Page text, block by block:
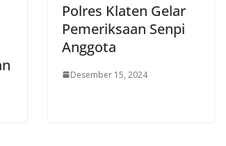
Polres Klaten Gelar
Pemeriksaan Senpi
Anggota
Desember 15, 2024